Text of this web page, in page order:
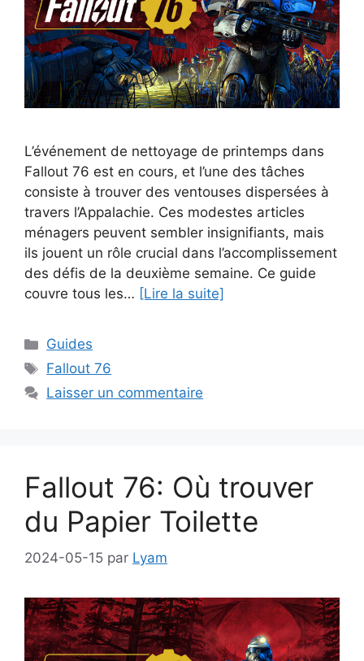
L’événement de nettoyage de printemps dans
Fallout 76 est en cours, et l’une des tâches
consiste à trouver des ventouses dispersées à
travers l’Appalachie. Ces modestes articles
ménagers peuvent sembler insignifiants, mais
ils jouent un rôle crucial dans l’accomplissement
des défis de la deuxième semaine. Ce guide
couvre tous les… [Lire la suite]
Catégories
Guides
Étiquettes
Fallout 76
Laisser un commentaire
Fallout 76: Où trouver
du Papier Toilette
2024-05-15 par Lyam